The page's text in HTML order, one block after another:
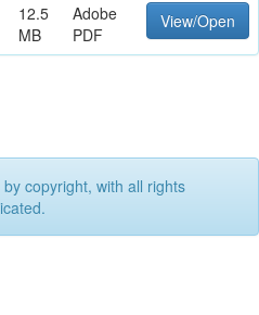
12.5
MB
Adobe
PDF
View/Open
copyright, with all rights